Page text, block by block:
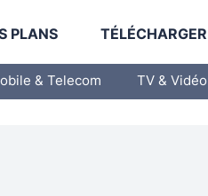
PLANS TÉLÉCHARGER
& Telecom TV & Vidéo